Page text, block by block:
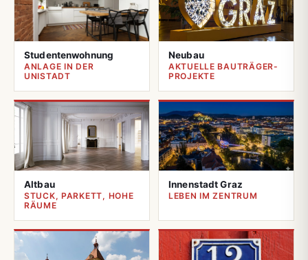
Studentenwohnung
ANLAGE IN DER
UNISTADT
Neubau
AKTUELLE BAUTRÄGER-
PROJEKTE
Altbau
STUCK, PARKETT, HOHE
RÄUME
Innenstadt Graz
LEBEN IM ZENTRUM